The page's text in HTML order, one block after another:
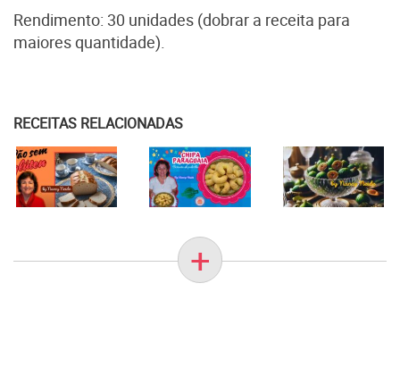
Rendimento: 30 unidades (dobrar a receita para
maiores quantidade).
RECEITAS RELACIONADAS
+